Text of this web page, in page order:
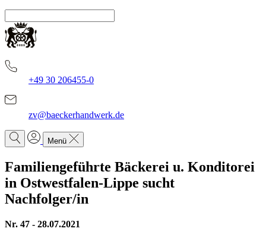
+49 30 206455-0
zv@baeckerhandwerk.de
Menü
Familiengeführte Bäckerei u. Konditorei
in Ostwestfalen-Lippe sucht
Nachfolger/in
Nr. 47 - 28.07.2021